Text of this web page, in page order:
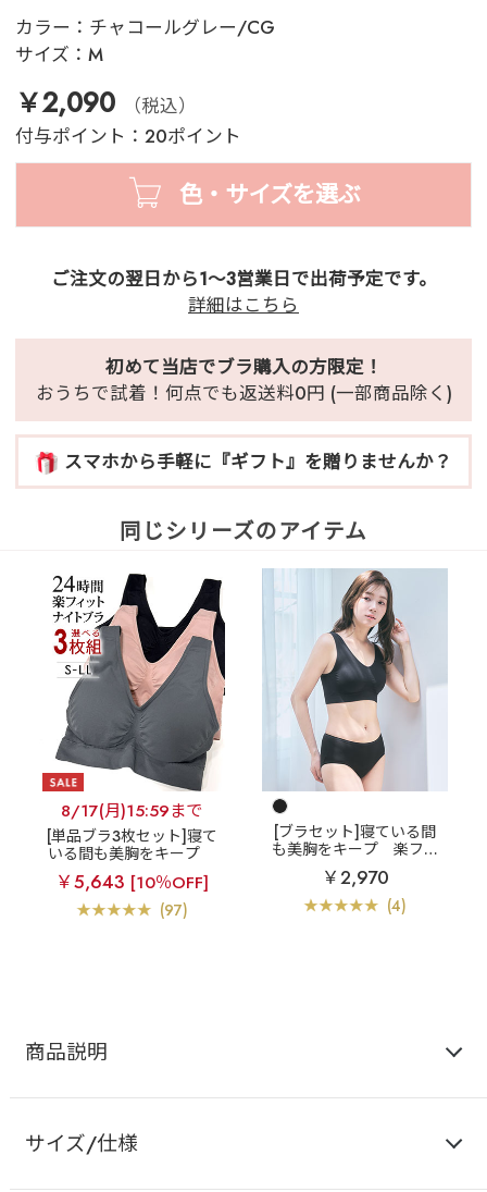
カラー： チャコールグレー/CG
サイズ： M
￥2,090
（税込）
付与ポイント：20ポイント
色・サイズを選ぶ
ご注文の翌日から1～3営業日で出荷予定です。
詳細はこちら
初めて当店でブラ購入の方限定！
おうちで試着！何点でも返送料0円 (一部商品除く)
スマホから手軽に『ギフト』を贈りませんか？
同じシリーズのアイテム
8/17(月)15:59まで
[単品ブラ3枚セット]寝て
いる間も美胸をキープ
【WEB限定】楽フィット
夢ごこち ナイトブラ 3枚
セット
￥5,643 [10％OFF]
(97)
[ブラセット]寝ている間
も美胸をキープ
楽フィ
ット 夢ごこち ナイトブ
ラ ブラジャー&ショーツ
￥2,970
(4)
商品説明
サイズ/仕様